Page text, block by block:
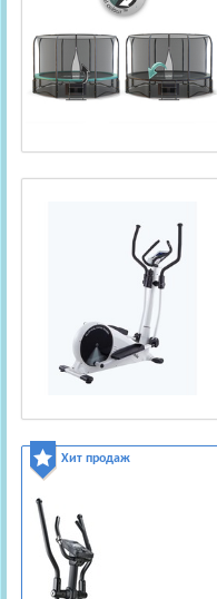
Хит продаж